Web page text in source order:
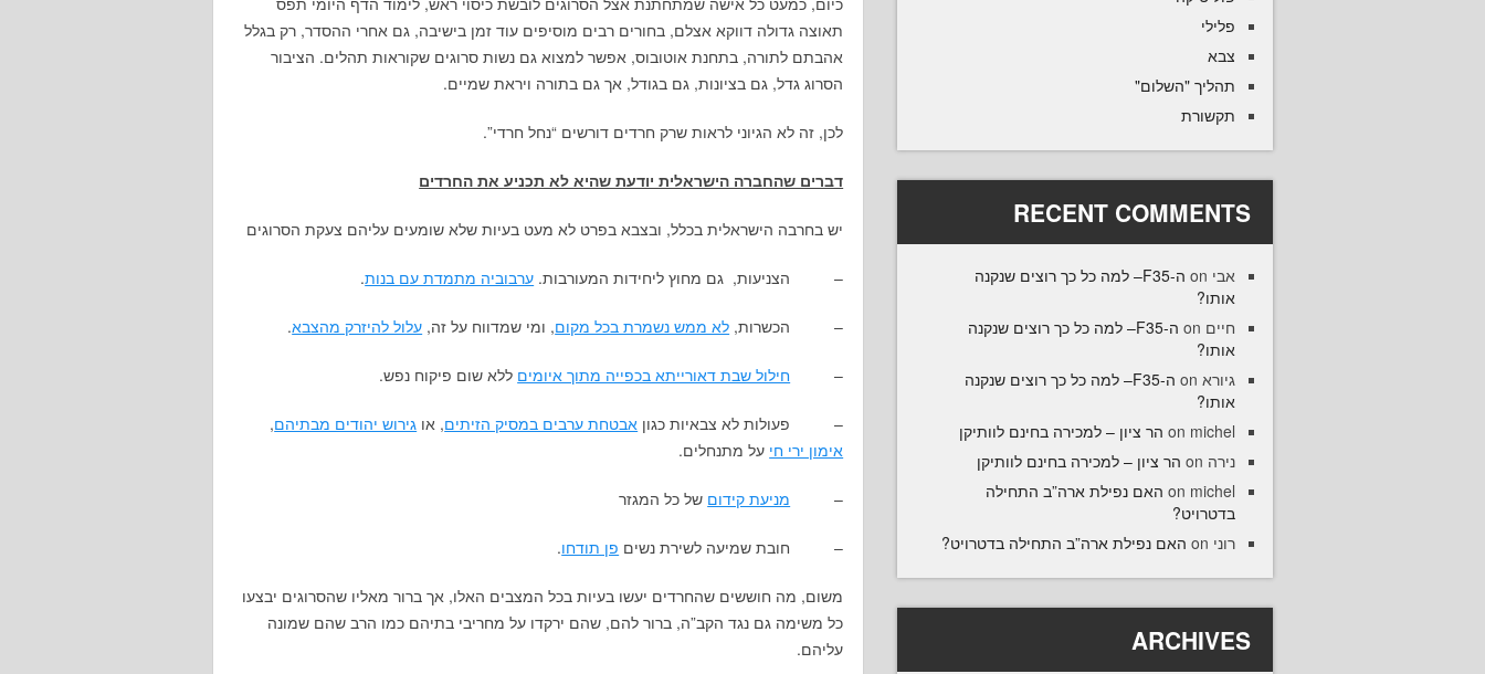
תאוצה גדולה דווקא אצלם, בחורים רבים מוסיפים עוד זמן בישיבה, גם אחרי ההסדר, רק בגלל
אהבתם לתורה, בתחנת אוטובוס, אפשר למצוא גם נשות סרוגים שקוראות תהלים. הציבור
הסרוג גדל, גם בציונות, גם בגודל, אך גם בתורה ויראת שמיים.
לכן, זה לא הגיוני לראות שרק חרדים דורשים “נחל חרדי”.
דברים שהחברה הישראלית יודעת שהיא לא תכניע את החרדים
יש בחרבה הישראלית בכלל, ובצבא בפרט לא מעט בעיות שלא שומעים עליהם צעקת הסרוגים
– הצניעות, גם מחוץ ליחידות המעורבות. ערבוביה מתמדת עם בנות.
– הכשרות, לא ממש נשמרת בכל מקום, ומי שמדווח על זה, עלול להיזרק מהצבא.
– חילול שבת דאורייתא בכפייה מתוך איומים ללא שום פיקוח נפש.
– פעולות לא צבאיות כגון אבטחת ערבים במסיק הזיתים, או גירוש יהודים מבתיהם,
אימון ירי חי על מתנחלים.
– מניעת קידום של כל המגזר
– חובת שמיעה לשירת נשים פן תודחו.
משום, מה חוששים שהחרדים יעשו בעיות בכל המצבים האלו, אך ברור מאליו שהסרוגים יבצעו
כל משימה גם נגד הקב”ה, ברור להם, שהם ירקדו על מחריבי בתיהם כמו הרב שהם שמונה
עליהם.
פלילי
צבא
תהליך "השלום"
תקשורת
RECENT COMMENTS
אבי
ה-F35– למה כל כך רוצים שנקנה
אותו?
חיים
ה-F35– למה כל כך רוצים שנקנה
אותו?
גיורא
ה-F35– למה כל כך רוצים שנקנה
אותו?
michel
הר ציון – למכירה בחינם לוותיקן
נירה
הר ציון – למכירה בחינם לוותיקן
michel
האם נפילת ארה”ב התחילה
בדטרויט?
רוני
האם נפילת ארה”ב התחילה בדטרויט?
ARCHIVES